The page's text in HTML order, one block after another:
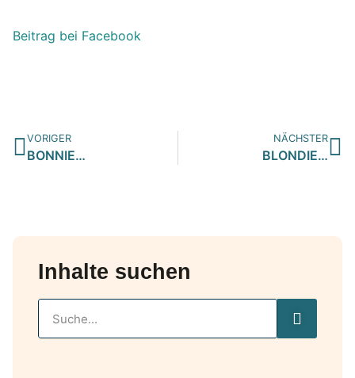
Beitrag bei Facebook
VORIGER
BONNIE…
NÄCHSTER
BLONDIE…
Inhalte suchen